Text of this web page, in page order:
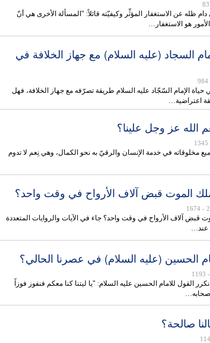
دام ظله عن الاستغفار المؤثِّر وكيفيّته قائلاً: "المسألة الأخرى هي أنّ
هو الاستغفار…
السجاد (عليه السلام) مع جهاز الخلافة في
الإمام السّجّاد عليه السلام طريقة تصرّفه مع جهاز الخلافة، فهل
اعتراضية…
الله عز وجل علينا؟
مخلوقاته في خدمة الإنسان والرقيّ به نحو الكمال، وهي نِعم لا تدوم
الموت قبض آلاف الأرواح في وقت واحد؟
- 1674
قبض آلاف الأرواح في وقت واحد؟ جاء في الآيات والروايات المتعددة
عند…
الحسين (عليه السلام) في عصرنا الحالي؟
-
القول للامام الحسين عليه السلام: "يا ليتنا كنا معكم فنفوز فوزاً
صالحة؟